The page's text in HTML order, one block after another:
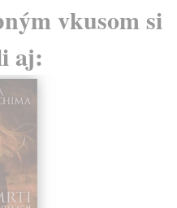
vkusom si
aj: